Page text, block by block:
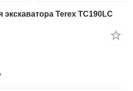
экскаватора Terex TC190LC